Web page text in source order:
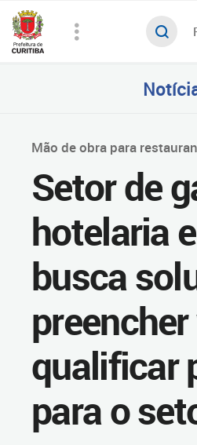
Mão de obra para
Setor de
hotelaria
busca
qualificar
para o